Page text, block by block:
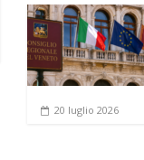
20 luglio 2026